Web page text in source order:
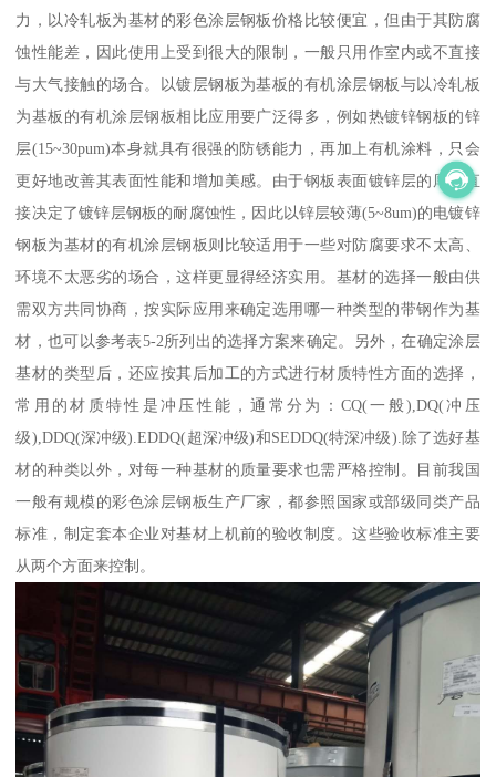
力，以冷轧板为基材的彩色涂层钢板价格比较便宜，但由于其防腐
蚀性能差，因此使用上受到很大的限制，一般只用作室内或不直接
与大气接触的场合。以镀层钢板为基板的有机涂层钢板与以冷轧板
为基板的有机涂层钢板相比应用要广泛得多，例如热镀锌钢板的锌
层(15~30pum)本身就具有很强的防锈能力，再加上有机涂料，只会
更好地改善其表面性能和增加美感。由于钢板表面镀锌层的厚度直
接决定了镀锌层钢板的耐腐蚀性，因此以锌层较薄(5~8um)的电镀锌
钢板为基材的有机涂层钢板则比较适用于一些对防腐要求不太高、
环境不太恶劣的场合，这样更显得经济实用。基材的选择一般由供
需双方共同协商，按实际应用来确定选用哪一种类型的带钢作为基
材，也可以参考表5-2所列出的选择方案来确定。另外，在确定涂层
基材的类型后，还应按其后加工的方式进行材质特性方面的选择，
常用的材质特性是冲压性能，通常分为：CQ(一般),DQ(冲压
级),DDQ(深冲级).EDDQ(超深冲级)和SEDDQ(特深冲级).除了选好基
材的种类以外，对每一种基材的质量要求也需严格控制。目前我国
一般有规模的彩色涂层钢板生产厂家，都参照国家或部级同类产品
标准，制定套本企业对基材上机前的验收制度。这些验收标准主要
从两个方面来控制。